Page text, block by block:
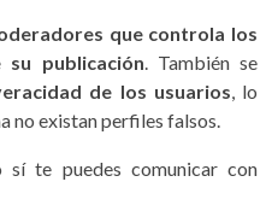
que controla los
publicación . También se
de los usuarios , lo
no existan perfiles falsos.
te puedes comunicar con